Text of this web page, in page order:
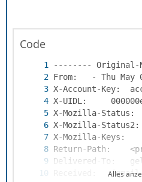
Code
Alles